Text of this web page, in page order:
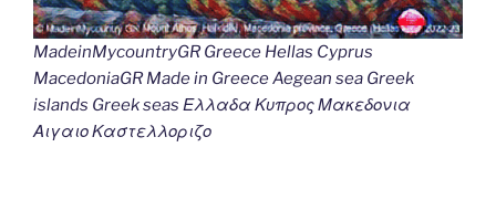
MadeinMycountryGR Greece Hellas Cyprus
MacedoniaGR Made in Greece Aegean sea Greek
islands Greek seas Ελλαδα Κυπρος Μακεδονια
Αιγαιο Καστελλοριζο